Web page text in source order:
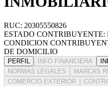
RUC: 20305550826
ESTADO CONTRIBUYENTE:
CONDICION
DE DOMICILIO
PERFIL INFO FINANCIERA
NORMAS LEGALES
MARCAS
COMERCIO EXTERIOR